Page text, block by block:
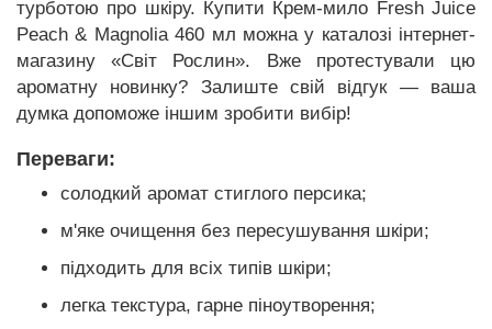
турботою про шкіру. Купити Крем-мило Fresh Juice
Peach & Magnolia 460 мл можна у каталозі інтернет-
магазину «Світ Рослин». Вже протестували цю
ароматну новинку? Залиште свій відгук — ваша
думка допоможе іншим зробити вибір!
Переваги:
солодкий аромат стиглого персика;
м'яке очищення без пересушування шкіри;
підходить для всіх типів шкіри;
легка текстура, гарне піноутворення;